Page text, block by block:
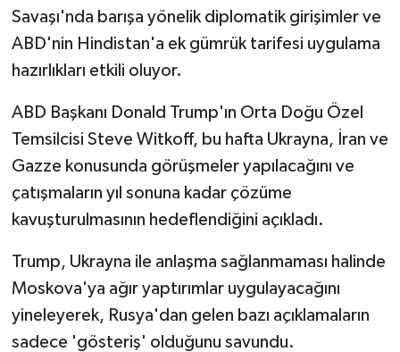
Savaşı'nda barışa yönelik diplomatik girişimler ve
ABD'nin Hindistan'a ek gümrük tarifesi uygulama
hazırlıkları etkili oluyor.
ABD Başkanı Donald Trump'ın Orta Doğu Özel
Temsilcisi Steve Witkoff, bu hafta Ukrayna, İran ve
Gazze konusunda görüşmeler yapılacağını ve
çatışmaların yıl sonuna kadar çözüme
kavuşturulmasının hedeflendiğini açıkladı.
Trump, Ukrayna ile anlaşma sağlanmaması halinde
Moskova'ya ağır yaptırımlar uygulayacağını
yineleyerek, Rusya'dan gelen bazı açıklamaların
sadece 'gösteriş' olduğunu savundu.
Spor